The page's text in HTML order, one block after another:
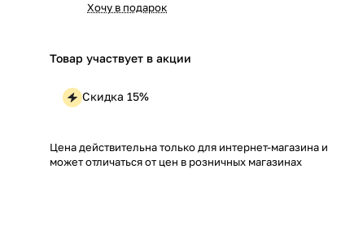
Хочу в подарок
Товар участвует в акции
Скидка 15%
Цена действительна только для интернет-магазина и
может отличаться от цен в розничных магазинах